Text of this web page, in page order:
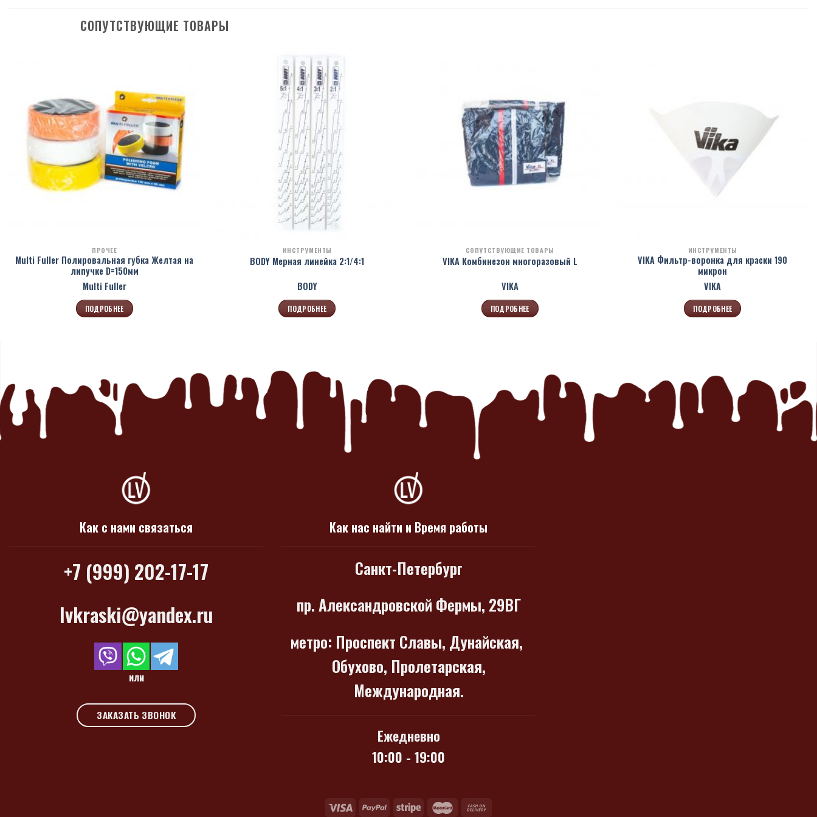
СОПУТСТВУЮЩИЕ ТОВАРЫ
ПРОЧЕЕ
Multi Fuller Полировальная губка Желтая на
липучке D=150мм
Multi Fuller
ПОДРОБНЕЕ
ИНСТРУМЕНТЫ
BODY Мерная линейка 2:1/4:1
BODY
ПОДРОБНЕЕ
СОПУТСТВУЮЩИЕ ТОВАРЫ
VIKA Комбинезон многоразовый L
VIKA
ПОДРОБНЕЕ
ИНСТРУМЕНТЫ
VIKA Фильтр-воронка для краски 190
микрон
VIKA
ПОДРОБНЕЕ
Как с нами связаться
+7 (999) 202-17-17
lvkraski@yandex.ru
или
ЗАКАЗАТЬ ЗВОНОК
Как нас найти и Время работы
Санкт-Петербург
пр. Александровской Фермы, 29ВГ
метро: Проспект Славы, Дунайская,
Обухово, Пролетарская,
Международная.
Ежедневно
10:00 - 19:00